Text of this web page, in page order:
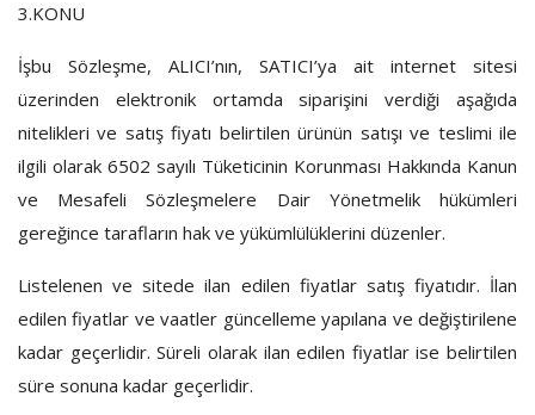
3.KONU
İşbu Sözleşme, ALICI’nın, SATICI’ya ait internet sitesi
üzerinden elektronik ortamda siparişini verdiği aşağıda
nitelikleri ve satış fiyatı belirtilen ürünün satışı ve teslimi ile
ilgili olarak 6502 sayılı Tüketicinin Korunması Hakkında Kanun
ve Mesafeli Sözleşmelere Dair Yönetmelik hükümleri
gereğince tarafların hak ve yükümlülüklerini düzenler.
Listelenen ve sitede ilan edilen fiyatlar satış fiyatıdır. İlan
edilen fiyatlar ve vaatler güncelleme yapılana ve değiştirilene
kadar geçerlidir. Süreli olarak ilan edilen fiyatlar ise belirtilen
süre sonuna kadar geçerlidir.